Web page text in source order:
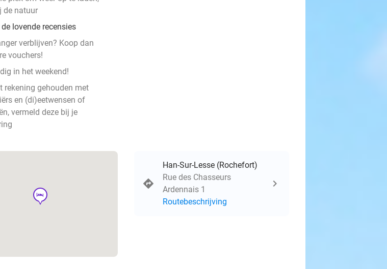
de natuur
de lovende recensies
verblijven? Koop dan
vouchers!
in het weekend!
rekening gehouden met
en (di)eetwensen of
vermeld deze bij je
hotel
Han-Sur-Lesse (Rochefort)
Rue des Chasseurs
Ardennais 1
Routebeschrijving